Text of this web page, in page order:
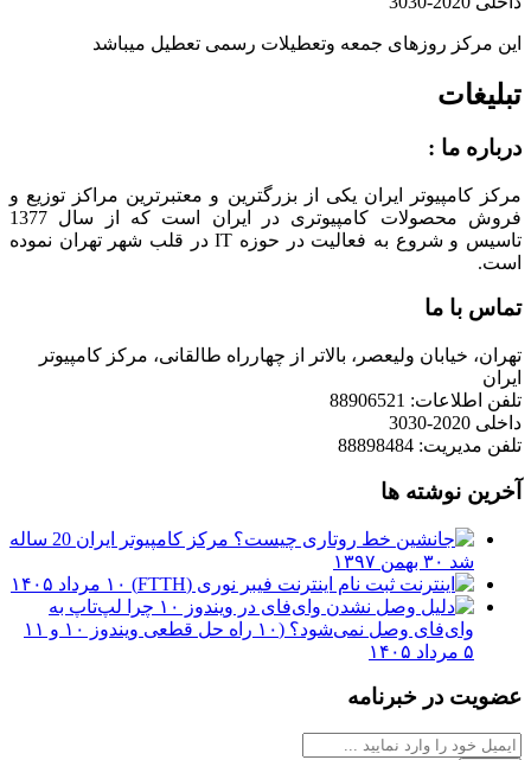
این مرکز روزهای جمعه وتعطیلات رسمی تعطیل میباشد
تبلیغات
درباره ما :
مرکز کامپیوتر ایران یکی از بزرگترین و معتبرترین مراکز توزیع و
فروش محصولات کامپیوتری در ایران است که از سال 1377
تاسیس و شروع به فعالیت در حوزه IT در قلب شهر تهران نموده
است.
تماس با ما
تهران، خیابان ولیعصر، بالاتر از چهارراه طالقانی، مرکز کامپیوتر
ایران
تلفن اطلاعات: 88906521
داخلی 2020-3030
تلفن مدیریت: 88898484
آخرین نوشته ها
مرکز کامپیوتر ایران 20 ساله
شد ۳۰ بهمن ۱۳۹۷
ثبت نام اینترنت فیبر نوری (FTTH)
۱۰ مرداد ۱۴۰۵
چرا لپ‌تاپ به
وای‌فای وصل نمی‌شود؟ (۱۰ راه حل قطعی ویندوز ۱۰ و ۱۱
۵ مرداد ۱۴۰۵
عضویت در خبرنامه